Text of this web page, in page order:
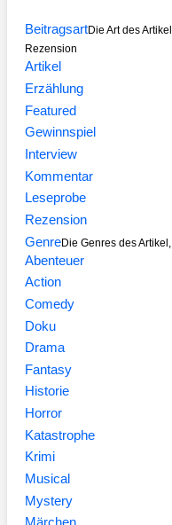
BeitragsartDie Art des
Rezension
Artikel
Erzählung
Featured
Gewinnspiel
Interview
Kommentar
Leseprobe
Rezension
GenreDie Genres des
Abenteuer
Action
Comedy
Doku
Drama
Fantasy
Historie
Horror
Katastrophe
Krimi
Musical
Mystery